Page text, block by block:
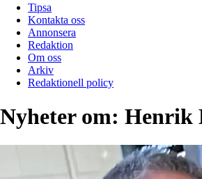
Tipsa
Kontakta oss
Annonsera
Redaktion
Om oss
Arkiv
Redaktionell policy
Nyheter om: Henrik